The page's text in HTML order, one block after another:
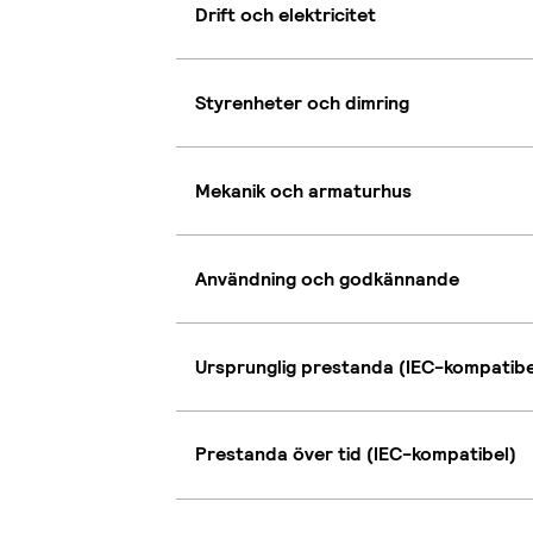
Drift och elektricitet
Styrenheter och dimring
Mekanik och armaturhus
Användning och godkännande
Ursprunglig prestanda (IEC-
Prestanda över tid (IEC-kompatibel)